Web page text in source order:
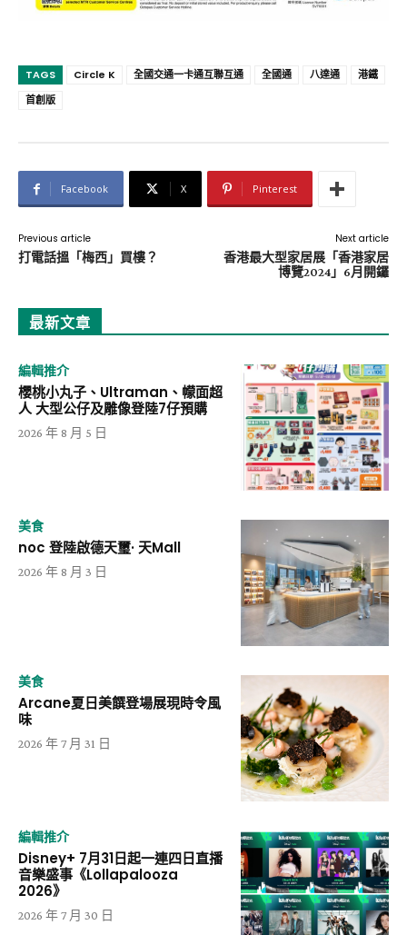
TAGS Circle K 全國交通一卡通互聯互通 全國通 八達通
港鐵
首創版
Facebook X Pinterest
Previous article
打電話搵「梅西」買樓？
Next article
香港最大型家居展「香港家居
博覽2024」6月開鑼
最新文章
編輯推介
櫻桃小丸子、Ultraman、幪面超
人 大型公仔及雕像登陸7仔預購
2026 年 8 月 5 日
美食
noc 登陸啟德天璽· 天Mall
2026 年 8 月 3 日
美食
Arcane夏日美饌登場展現時令風
味
2026 年 7 月 31 日
編輯推介
Disney+ 7月31日起一連四日直播
音樂盛事《Lollapalooza
2026》
2026 年 7 月 30 日